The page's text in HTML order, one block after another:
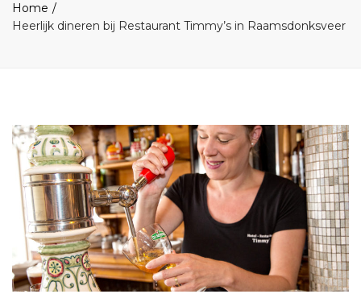
Home
Heerlijk dineren bij Restaurant Timmy’s in Raamsdonksveer